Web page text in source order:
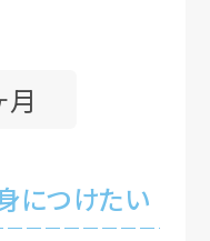
月
につけたい